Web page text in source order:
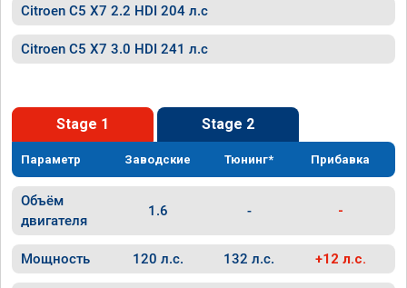
Citroen C5 X7 2.2 HDI 204 л.с
Citroen C5 X7 3.0 HDI 241 л.с
Stage 1 Stage 2
Параметр Заводские Тюнинг* Прибавка
Объём
двигателя
1.6 - -
Мощность 120 л.с. 132 л.с. +12 л.с.